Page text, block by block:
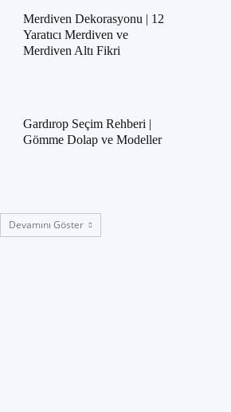
Merdiven Dekorasyonu | 12
Yaratıcı Merdiven ve
Merdiven Altı Fikri
Gardırop Seçim Rehberi |
Gömme Dolap ve Modeller
Devamını Göster